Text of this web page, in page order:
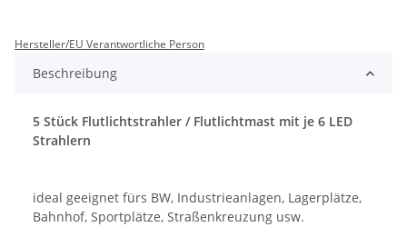
Hersteller/EU Verantwortliche Person
Beschreibung
5 Stück Flutlichtstrahler / Flutlichtmast mit je 6 LED
Strahlern
ideal geeignet fürs BW, Industrieanlagen, Lagerplätze,
Bahnhof, Sportplätze, Straßenkreuzung usw.